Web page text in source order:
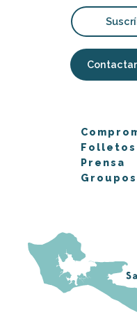
Folletos
Prensa
Groupos